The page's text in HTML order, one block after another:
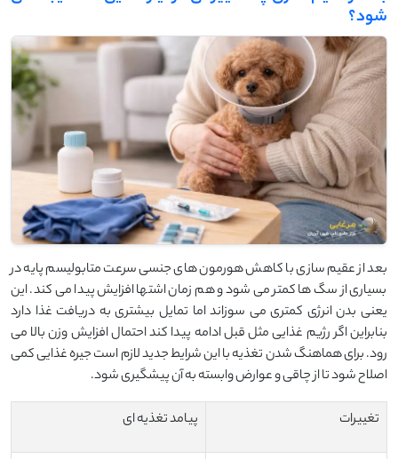
شود؟
بعد از عقیم سازی با کاهش هورمون های جنسی سرعت متابولیسم پایه در
بسیاری از سگ ها کمتر می شود و هم زمان اشتها افزایش پیدا می‌ کند. این
یعنی بدن انرژی کمتری می سوزاند اما تمایل بیشتری به دریافت غذا دارد
بنابراین اگر رژیم غذایی مثل قبل ادامه پیدا کند احتمال افزایش وزن بالا می
رود. برای هماهنگ شدن تغذیه با این شرایط جدید لازم است جیره غذایی کمی
اصلاح شود تا از چاقی و عوارض وابسته به آن پیشگیری شود.
تغییرات پیامد تغذیه ای